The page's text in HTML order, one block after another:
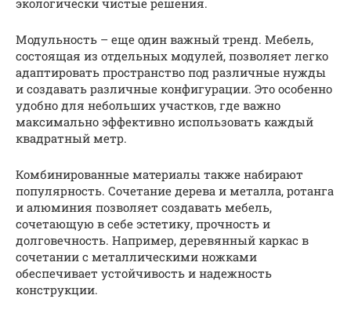
экологически чистые решения.
Модульность – еще один важный тренд. Мебель,
состоящая из отдельных модулей, позволяет легко
адаптировать пространство под различные нужды
и создавать различные конфигурации. Это особенно
удобно для небольших участков, где важно
максимально эффективно использовать каждый
квадратный метр.
Комбинированные материалы также набирают
популярность. Сочетание дерева и металла, ротанга
и алюминия позволяет создавать мебель,
сочетающую в себе эстетику, прочность и
долговечность. Например, деревянный каркас в
сочетании с металлическими ножками
обеспечивает устойчивость и надежность
конструкции.